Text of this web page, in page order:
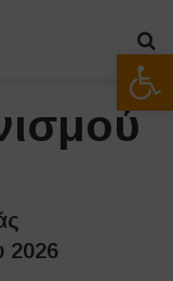
2026